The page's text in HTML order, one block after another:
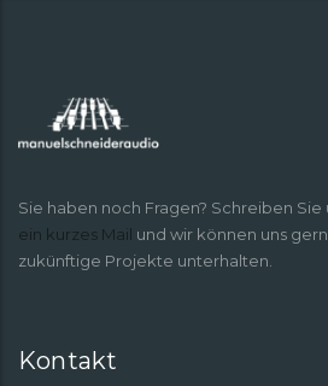
Sie haben noch Fragen? Schreiben
ein kurzes Mail und wir können uns
zukünftige Projekte unterhalten.
Kontakt